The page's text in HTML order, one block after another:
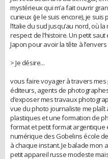
mystérieux qui m’a fait ouvrir
curieux (je le suis encore), je suis
l’Italie du sud jusqu’au nord, où
respect de l’histoire. Un petit
Japon pour avoir la tête à
> Je désire...
vous faire voyager à travers
éditeurs, agents de
d’exposer mes travaux
vue du photo journaliste me plaît
plastiques et une formation de
format et petit format argentique
numérique des Gobelins école
à chaque instant. Je balade mon
petit appareil russe modeste